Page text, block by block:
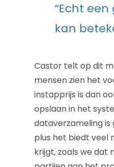
“Echt
kan
Castor telt op dit
mensen zien het
instapprijs is dan
opslaan in het
dataverzameling
plus het biedt veel
krijgt, zoals we dat